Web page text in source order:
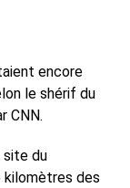
encore
le shérif du
CNN.
site du
kilomètres des